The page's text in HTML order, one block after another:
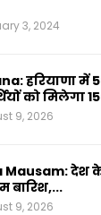
3, 2024
हरियाणा में
को मिलेगा
9, 2026
Mausam: देश
बारिश,...
9, 2026